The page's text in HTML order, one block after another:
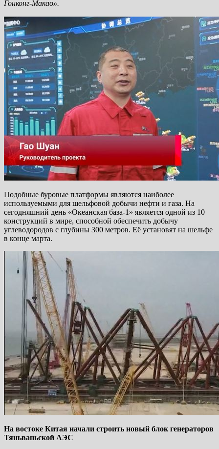
Гонконг-Макао».
Подобные буровые платформы являются наиболее
используемыми для шельфовой добычи нефти и газа. На
сегодняшний день «Океанская база-1» является одной из 10
конструкций в мире, способной обеспечить добычу
углеводородов с глубины 300 метров. Её установят на шельфе
в конце марта.
На востоке Китая начали строить новый блок генераторов
Тяньваньской АЭС